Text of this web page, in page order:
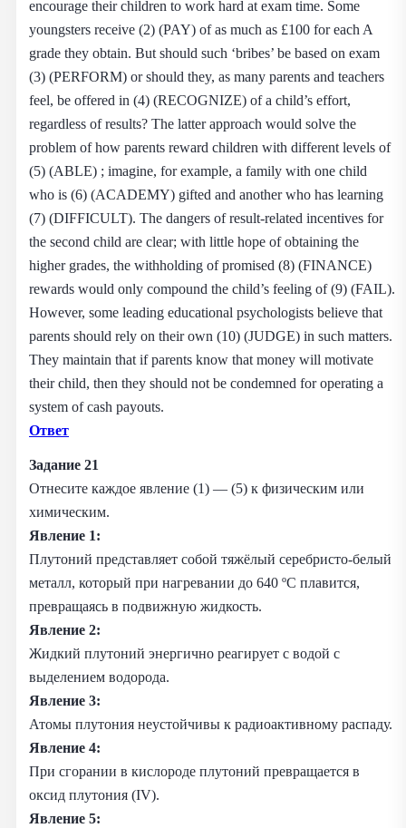
encourage their children to work hard at exam time. Some
youngsters receive (2) (PAY) of as much as £100 for each A
grade they obtain. But should such ‘bribes’ be based on exam
(3) (PERFORM) or should they, as many parents and teachers
feel, be offered in (4) (RECOGNIZE) of a child’s effort,
regardless of results? The latter approach would solve the
problem of how parents reward children with different levels of
(5) (ABLE) ; imagine, for example, a family with one child
who is (6) (ACADEMY) gifted and another who has learning
(7) (DIFFICULT). The dangers of result-related incentives for
the second child are clear; with little hope of obtaining the
higher grades, the withholding of promised (8) (FINANCE)
rewards would only compound the child’s feeling of (9) (FAIL).
However, some leading educational psychologists believe that
parents should rely on their own (10) (JUDGE) in such matters.
They maintain that if parents know that money will motivate
their child, then they should not be condemned for operating a
system of cash payouts.
Ответ
Задание 21
Отнесите каждое явление (1) — (5) к физическим или
химическим.
Явление 1:
Плутоний представляет собой тяжёлый серебристо-белый
металл, который при нагревании до 640 ºС плавится,
превращаясь в подвижную жидкость.
Явление 2:
Жидкий плутоний энергично реагирует с водой с
выделением водорода.
Явление 3:
Атомы плутония неустойчивы к радиоактивному распаду.
Явление 4:
При сгорании в кислороде плутоний превращается в
оксид плутония (IV).
Явление 5: